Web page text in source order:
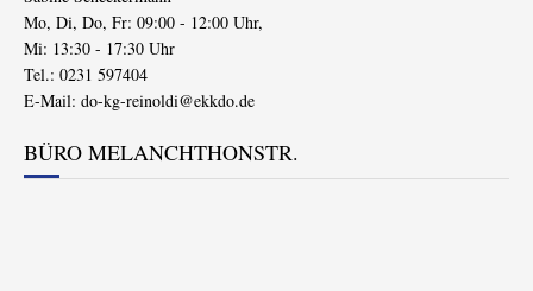
Mo, Di, Do, Fr: 09:00 - 12:00 Uhr,
Mi: 13:30 - 17:30 Uhr
Tel.: 0231 597404
E-Mail: do-kg-reinoldi@ekkdo.de
BÜRO MELANCHTHONSTR.